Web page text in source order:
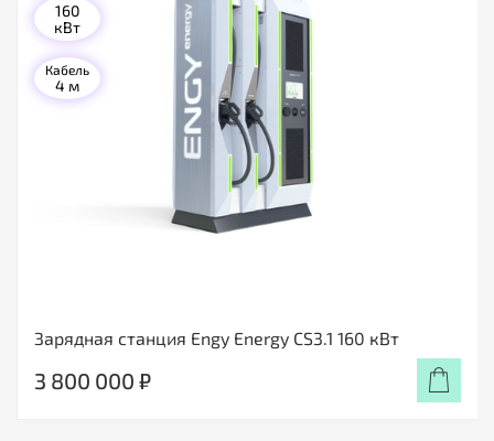
Зарядная станция Engy Energy CS3.1 160 кВт
160
кВт
Кабель
4 м
3 800 000 ₽